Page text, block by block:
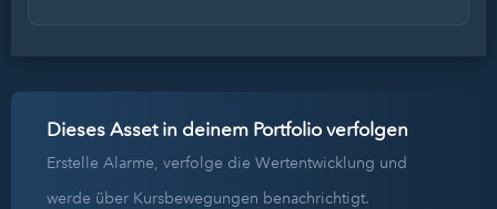
Dieses Asset in deinem Portfolio verfolgen
Erstelle Alarme, verfolge die Wertentwicklung und
werde über Kursbewegungen benachrichtigt.